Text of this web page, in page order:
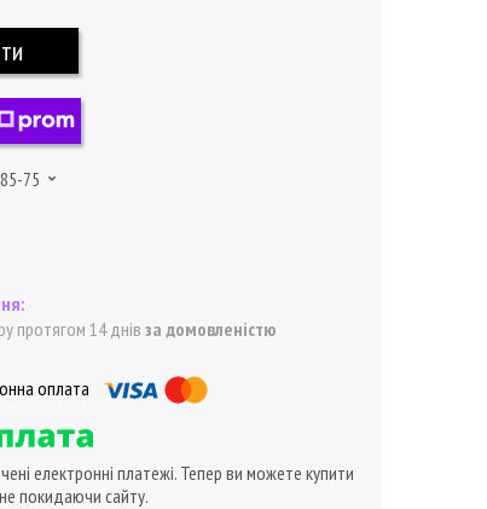
75
протягом 14 днів за домовленістю
електронні платежі. Тепер ви можете купити
покидаючи сайту.